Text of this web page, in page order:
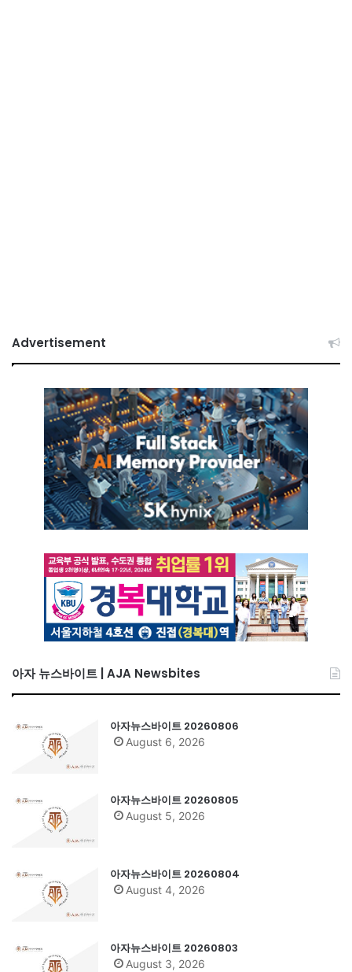
Advertisement
아자 뉴스바이트 | AJA Newsbites
아자뉴스바이트 20260806
August 6, 2026
아자뉴스바이트 20260805
August 5, 2026
아자뉴스바이트 20260804
August 4, 2026
아자뉴스바이트 20260803
August 3, 2026